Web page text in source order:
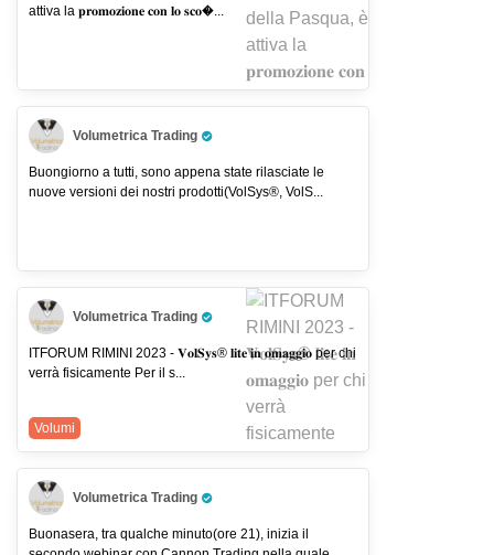
attiva la 𝐩𝐫𝐨𝐦𝐨𝐳𝐢𝐨𝐧𝐞 𝐜𝐨𝐧 𝐥𝐨 𝐬𝐜𝐨�...
Volumetrica Trading
Pro Trader
Buongiorno a tutti, sono appena state rilasciate le
nuove versioni dei nostri prodotti(VolSys®, VolS...
Volumetrica Trading
Pro Trader
ITFORUM RIMINI 2023 - 𝐕𝐨𝐥𝐒𝐲𝐬® 𝐥𝐢𝐭𝐞 𝐢𝐧 𝐨𝐦𝐚𝐠𝐠𝐢𝐨 per chi
verrà fisicamente Per il s...
Volumi
Volumetrica Trading
Pro Trader
Buonasera, tra qualche minuto(ore 21), inizia il